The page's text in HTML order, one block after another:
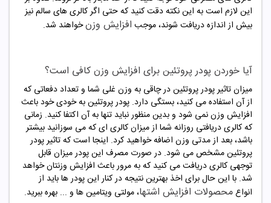
این لازم است به این نکته دقت کنید که حتی اگر کالری های سالم نیز
بیش از اندازه دریافت شوند، موجب افزایش وزنخواهند شد.
آیا خوردن پودر پروتئین برای افزایش وزن کافی است؟
میزان تاثیر پودر پروتئین در چاقی به وزن غلی شما و تعداد دفعاتی که
از آن استفاده می کنید، بستگی دارد. پودر پروتئین به خودی خود باعث
افزایش وزن نمی شود و بدین منظور نباید تنها به آن اکتفا کنید. زمانی
که کالری دریافتی روزانه شما از میزان کالری ای که می سوزانید بیشتر
باشد، بعد از مدتی وزن اضافه خواهید کرد. اینجا است که تاثیر پودر
پروتئین مشخص می شود. در صورت مصرف این پودر میزان قابل
توجهی کالری دریافت می کنید که به مرور باعث افزایش وزنتان خواهد
شد. با این حال برای اخذ بهترین نتیجه در کنار این پودر ها باید از
انواعمحصولات افزایش اشتها، مولتی ویتامین ها و ... بهره ببرید.